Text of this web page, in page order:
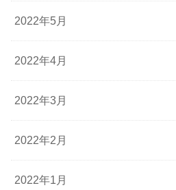
2022年5月
2022年4月
2022年3月
2022年2月
2022年1月